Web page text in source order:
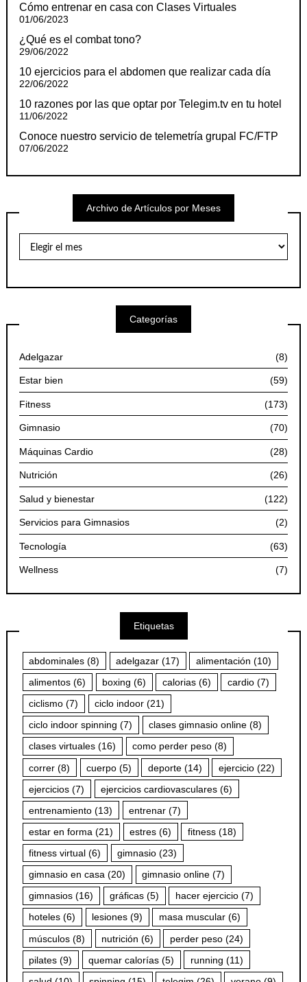
Cómo entrenar en casa con Clases Virtuales
01/06/2023
¿Qué es el combat tono?
29/06/2022
10 ejercicios para el abdomen que realizar cada día
22/06/2022
10 razones por las que optar por Telegim.tv en tu hotel
11/06/2022
Conoce nuestro servicio de telemetría grupal FC/FTP
07/06/2022
Archivo de Artículos por Meses
Artículos
Categorías
Adelgazar (8)
Estar bien (59)
Fitness (173)
Gimnasio (70)
Máquinas Cardio (28)
Nutrición (26)
Salud y bienestar (122)
Servicios para Gimnasios (2)
Tecnología (63)
Wellness (7)
Etiquetas
abdominales (8) adelgazar (17) alimentación (10)
alimentos (6) boxing (6) calorias (6) cardio (7)
ciclismo (7) ciclo indoor (21)
ciclo indoor spinning (7) clases gimnasio online (8)
clases virtuales (16) como perder peso (8)
correr (8) cuerpo (5) deporte (14) ejercicio (22)
ejercicios (7) ejercicios cardiovasculares (6)
entrenamiento (13) entrenar (7)
estar en forma (21) estres (6) fitness (18)
fitness virtual (6) gimnasio (23)
gimnasio en casa (20) gimnasio online (7)
gimnasios (16) gráficas (5) hacer ejercicio (7)
hoteles (6) lesiones (9) masa muscular (6)
músculos (8) nutrición (6) perder peso (24)
pilates (9) quemar calorías (5) running (11)